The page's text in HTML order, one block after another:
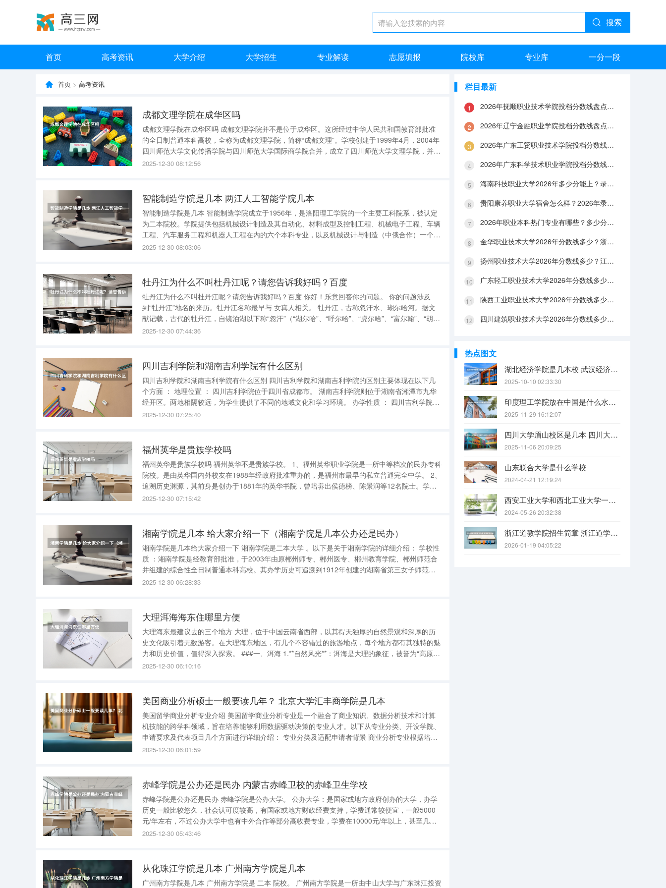
搜索
首页 高考资讯 大学介绍 大学招生 专业解读 志愿填报 院校库 专业库 一分一段
首页 > 高考资讯
成都文理学院在成华区吗
成都文理学院在成华区吗 成都文理学院并不是位于成华区。这所经过中华人民共和国教育部批准
的全日制普通本科高校，全称为成都文理学院，简称“成都文理”。学校创建于1999年4月，2004年
四川师范大学文化传播学院与四川师范大学国际商学院合并，成立了四川师范大学文理学院，并得
到了教育部的批准，正式成为独立学院。2014年5月，学校再次经过教育部的批准，在原四川师范
2025-12-30 08:12:56
智能制造学院是几本 两江人工智能学院几本
智能制造学院是几本 智能制造学院成立于1956年，是洛阳理工学院的一个主要工科院系，被认定
为二本院校。学院提供包括机械设计制造及其自动化、材料成型及控制工程、机械电子工程、车辆
工程、汽车服务工程和机器人工程在内的六个本科专业，以及机械设计与制造（中俄合作）一个专
科专业。 学院的教学设施相当完备，实验室总面积接近6500平方米，拥有六个实验中心以及一个
2025-12-30 08:03:06
牡丹江为什么不叫杜丹江呢？请您告诉我好吗？百度
牡丹江为什么不叫杜丹江呢？请您告诉我好吗？百度 你好！乐意回答你的问题。 你的问题涉及
到“牡丹江”地名的来历。牡丹江名称最早与 女真人相关。 牡丹江，古称忽汗水、瑚尔哈河。据文
献记载，古代的牡丹江，自镜泊湖以下称“忽汗”（“湖尔哈”、“呼尔哈”、“虎尔哈”、“富尔翰”、“胡里
改”）江（海、河）等，文字虽略有出入，实为同一名称的音转。镜泊湖以上称“穆丹”（“木丹”、“牡
2025-12-30 07:44:36
四川吉利学院和湖南吉利学院有什么区别
四川吉利学院和湖南吉利学院有什么区别 四川吉利学院和湖南吉利学院的区别主要体现在以下几
个方面 ： 地理位置 ： 四川吉利学院位于四川省成都市。 湖南吉利学院则位于湖南省湘潭市九华
经开区。两地相隔较远，为学生提供了不同的地域文化和学习环境。 办学性质 ： 四川吉利学院是
2025-12-30 07:25:40
福州英华是贵族学校吗
福州英华是贵族学校吗 福州英华不是贵族学校。 1、福州英华职业学院是一所中等档次的民办专科
院校。是由英华国内外校友在1988年经政府批准重办的，是福州市最早的私立普通完全中学。 2、
追溯历史渊源，其前身是创办于1881年的英华书院，曾培养出侯德榜、陈景润等12名院士。学校
至今有一百三十七年历史，以尔乃世之光为校训。 福州英华职业学院有几个校区 福州英华职业学
2025-12-30 07:15:42
湘南学院是几本 给大家介绍一下（湘南学院是几本公办还是民办）
湘南学院是几本给大家介绍一下 湘南学院是二本大学 。以下是关于湘南学院的详细介绍： 学校性
质 ：湘南学院是经教育部批准，于2003年由原郴州师专、郴州医专、郴州教育学院、郴州师范合
并组建的综合性全日制普通本科高校。其办学历史可追溯到1912年创建的湖南省第三女子师范学
校。 学科门类 ：湘南学院是一所涵盖经济学、法学、教育学、文学、理学、工学、医学、管理
2025-12-30 06:28:33
大理洱海海东住哪里方便
大理海东最建议去的三个地方 大理，位于中国云南省西部，以其得天独厚的自然景观和深厚的历
史文化吸引着无数游客。在大理海东地区，有几个不容错过的旅游地点，每个地方都有其独特的魅
力和历史价值，值得深入探索。 ###一、洱海 1.**自然风光**：洱海是大理的象征，被誉为“高原明
珠”。它不仅是云南第二大淡水湖，还是一个生态多样性极为丰富的自然保护区。洱海周围环绕着
2025-12-30 06:10:16
美国商业分析硕士一般要读几年？ 北京大学汇丰商学院是几本
美国留学商业分析专业介绍 美国留学商业分析专业是一个融合了商业知识、数据分析技术和计算
机技能的跨学科领域，旨在培养能够利用数据驱动决策的专业人才。以下从专业分类、开设学院、
申请要求及代表项目几个方面进行详细介绍： 专业分类及适配申请者背景 商业分析专业根据培养
侧重点的不同，可分为以下四类，不同背景的申请者可根据自身情况选择适配方向： 商学院开设
2025-12-30 06:01:59
赤峰学院是公办还是民办 内蒙古赤峰卫校的赤峰卫生学校
赤峰学院是公办还是民办 赤峰学院是公办大学。 公办大学：是国家或地方政府创办的大学，办学
历史一般比较悠久，社会认可度较高，有国家或地方财政经费支持，学费通常较便宜，一般5000
元/年左右，不过公办大学中也有中外合作等部分高收费专业，学费在10000元/年以上，甚至几万
一年，当然这些专业录取分数线也相对低一些，家庭条件不错的同学可以考虑填报。 民办大学：
2025-12-30 05:43:46
从化珠江学院是几本 广州南方学院是几本
广州南方学院是几本 广州南方学院是 二本 院校。 广州南方学院是一所由中山大学与广东珠江投资
栏目最新
2026年抚顺职业技术学院投档分数线盘点：录取分数、生活与就业指南
2026年辽宁金融职业学院投档分数线盘点：录取分数、生活与就业指南
2026年广东工贸职业技术学院投档分数线盘点：录取分数、生活与就业指南
2026年广东科学技术职业学院投档分数线盘点：录取分数、生活与就业指南
海南科技职业大学2026年多少分能上？录取分数线与生活成本解答
贵阳康养职业大学宿舍怎么样？2026年录取分数、费用及入学手续
2026年职业本科热门专业有哪些？多少分能上？绿牌专业有哪些？
金华职业技术大学2026年分数线多少？浙江考生563分能上吗？机械专业好就业吗？
扬州职业技术大学2026年分数线多少？江苏考生528分能上吗？医养照护好就业吗？
广东轻工职业技术大学2026年分数线多少？广东考生542分能上吗？
陕西工业职业技术大学2026年分数线多少？陕西考生355分能上吗？机械专业好就业吗？
四川建筑职业技术大学2026年分数线多少？四川考生510分能上吗？建筑专业好就业吗？
热点图文
湖北经济学院是几本校 武汉经济学院是几本
2025-10-10 02:33:30
印度理工学院放在中国是什么水平？
2025-11-29 16:12:07
四川大学眉山校区是几本 四川大学锦江学院是几本？咋样？
2025-11-06 20:09:25
山东联合大学是什么学校
2024-04-21 12:19:24
西安工业大学和西北工业大学一样吗
2024-05-26 20:32:38
浙江道教学院招生简章 浙江道学院报考条件要求
2026-01-19 04:05:22